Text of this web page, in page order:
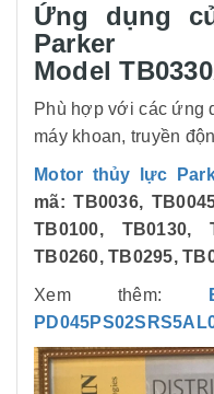
Ứng dụng
Parker
Model
Phù hợp với các ứng
máy khoan, truyền
Motor thủy lực
mã: TB0036,
TB0100, TB0130,
TB0260, TB0295,
Xem thêm: